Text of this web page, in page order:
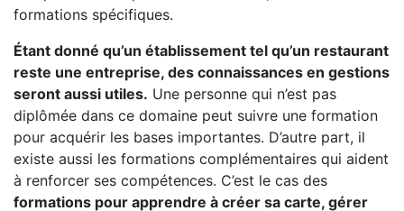
formations spécifiques.
Étant donné qu’un établissement tel qu’un restaurant
reste une entreprise, des connaissances en gestions
seront aussi utiles. Une personne qui n’est pas
diplômée dans ce domaine peut suivre une formation
pour acquérir les bases importantes. D’autre part, il
existe aussi les formations complémentaires qui aident
à renforcer ses compétences. C’est le cas des
formations pour apprendre à créer sa carte, gérer